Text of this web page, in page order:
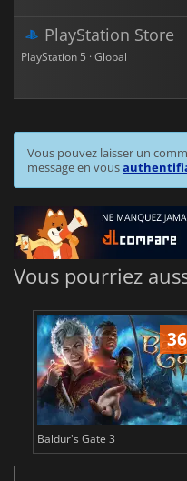
PlayStation Store
PlayStation 5 · Global
Vous pouvez laisser un
message en vous
Vous pourriez
Baldur's Gate 3